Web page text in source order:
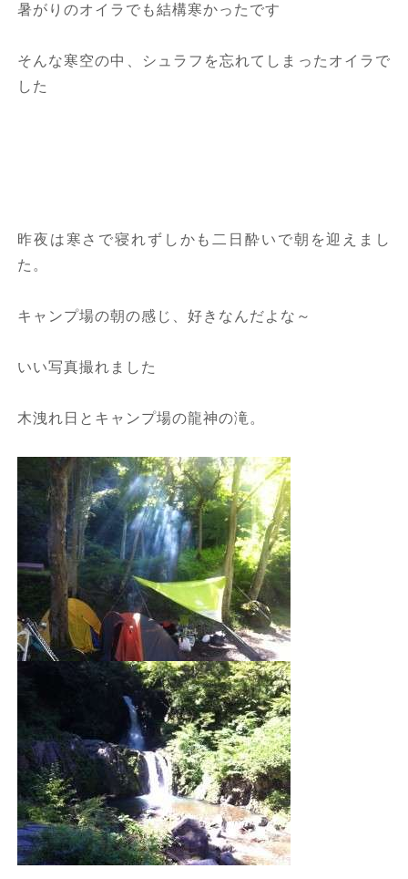
暑がりのオイラでも結構寒かったです
そんな寒空の中、シュラフを忘れてしまったオイラで
した
昨夜は寒さで寝れずしかも二日酔いで朝を迎えまし
た。
キャンプ場の朝の感じ、好きなんだよな～
いい写真撮れました
木洩れ日とキャンプ場の龍神の滝。